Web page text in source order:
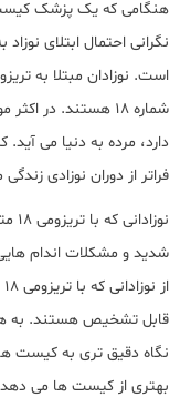
هنگامی که یک پزشک
دارد، مرده به دنیا می
فراتر از دوران نوزادی
شدید و مشکلات اندام
قابل تشخیص هستند. به
نگاه دقیق تری به کیست
بهتری از کیست ها می دهد